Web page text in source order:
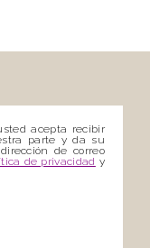
acepta recibir
parte y da su
de correo
de privacidad y